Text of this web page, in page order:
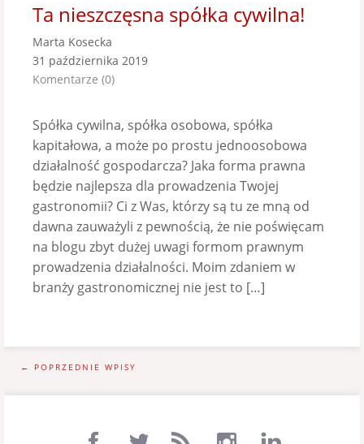
Ta nieszczęsna spółka cywilna!
Marta Kosecka
31 października 2019
Komentarze (0)
Spółka cywilna, spółka osobowa, spółka
kapitałowa, a może po prostu jednoosobowa
działalność gospodarcza? Jaka forma prawna
będzie najlepsza dla prowadzenia Twojej
gastronomii? Ci z Was, którzy są tu ze mną od
dawna zauważyli z pewnością, że nie poświęcam
na blogu zbyt dużej uwagi formom prawnym
prowadzenia działalności. Moim zdaniem w
branży gastronomicznej nie jest to […]
← POPRZEDNIE WPISY